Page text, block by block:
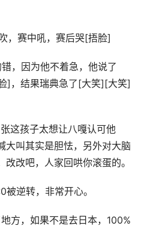
，赛中吼，赛后哭[捂脸]
，因为他不着急，他说了
]，结果瑞典急了[大笑][大笑]
这孩子太想让八嘎认可他
大叫其实是胆怯，另外对大脑
改吧，人家回哄你滚蛋的。
逆转，非常开心。
方，如果不是去日本，100%